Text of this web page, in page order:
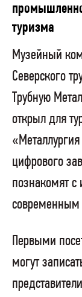
туризма
Музейный
Северского
Трубную
открыл для
цифрового
познакомят с
современным
Первыми
могут